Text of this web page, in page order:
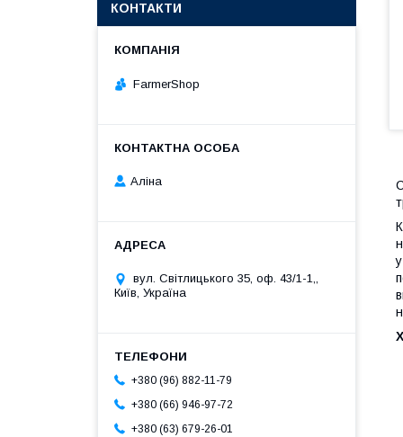
КОНТАКТИ
FarmerShop
Аліна
вул. Світлицького 35, оф. 43/1-1,,
Київ, Україна
+380 (96) 882-11-79
+380 (66) 946-97-72
+380 (63) 679-26-01